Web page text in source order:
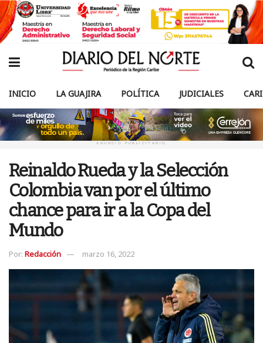
INICIO LA GUAJIRA POLÍTICA JUDICIALES
ANUNCIO PUBLICITARIO
Reinaldo Rueda y la Selección
Colombia van por el último
chance para ir a la Copa del
Mundo
Por: Redacción marzo 16, 2022